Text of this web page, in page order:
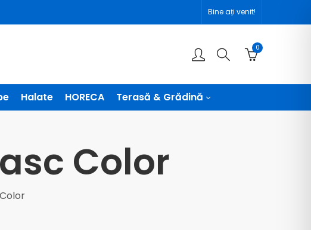
Bine ați venit!
0
Halate HORECA Terasă & Grădină
Color